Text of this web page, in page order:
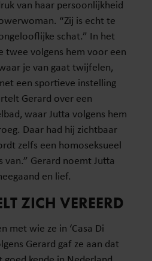
van haar persoonlijkheid
“Zij is echt te
schat.” In het
twee volgens hem voor een
je van gaat twijfelen,
een sportieve instelling
Gerard over een
waar Jutta volgens hem
Daar had hij zichtbaar
zelfs een homoseksueel
van.” Gerard noemt Jutta
en lief.
ZICH VEREERD
met wie ze in ‘Casa Di
Gerard gaf ze aan dat